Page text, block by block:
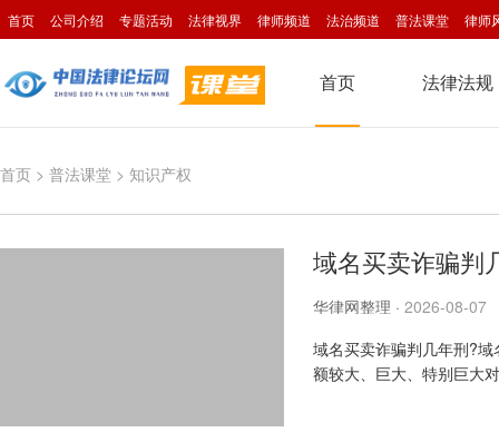
首页 公司介绍 专题活动 法律视界 律师频道 法治频道 普法课堂 律师
首页 法律法规
首页 > 普法课堂 > 知识产权
域名买卖诈骗判
华律网整理 · 2026-08-07
域名买卖诈骗判几年刑?
额较大、巨大、特别巨大